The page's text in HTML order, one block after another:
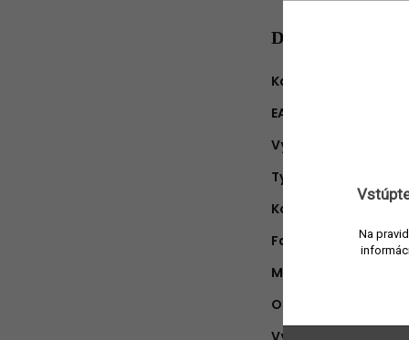
Dodatočné
Kategória
EAN
Výrobca
Typ produktu
Kolekcia
Farba
Materiál
Objem
Na